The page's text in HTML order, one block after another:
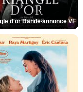
d'or Bande-annonce VF